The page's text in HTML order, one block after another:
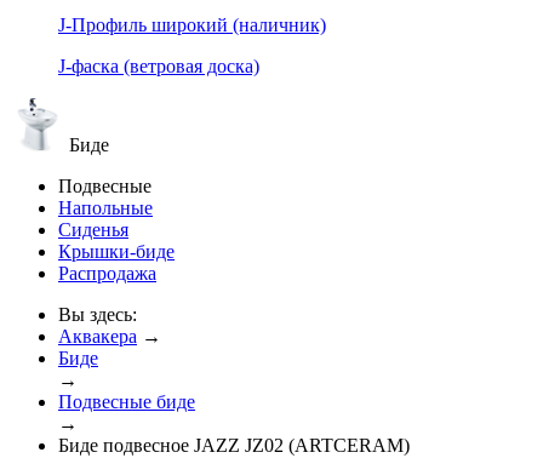
J-Профиль широкий (наличник)
J-фаска (ветровая доска)
Биде
Подвесные
Напольные
Сиденья
Крышки-биде
Распродажа
Вы здесь:
Аквакера →
Биде
→
Подвесные биде
→
Биде подвесное JAZZ JZ02 (ARTCERAM)